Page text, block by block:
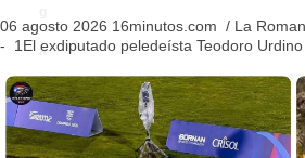
a
ti
o
06 agosto 2026 16minutos.com / La
- 1El exdiputado peledeísta Teodoro Urdino